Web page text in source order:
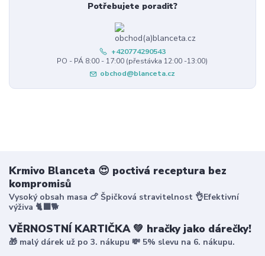
Potřebujete poradit?
+420774290543
PO - PÁ 8:00 - 17:00 (přestávka 12:00 -13:00)
obchod@blanceta.cz
Krmivo Blanceta 😍 poctivá receptura bez
kompromisů
Vysoký obsah masa 🍗 Špičková stravitelnost 👌Efektivní
výživa 🐈‍⬛🐕
VĚRNOSTNÍ KARTIČKA 💚 hračky jako dárečky!
🎁 malý dárek už po 3. nákupu 💸 5% slevu na 6. nákupu.